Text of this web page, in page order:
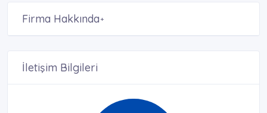
Firma Hakkında+
İletişim Bilgileri